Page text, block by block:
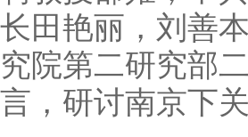
长田艳丽，刘善
究院第二研究部
言，研讨南京下